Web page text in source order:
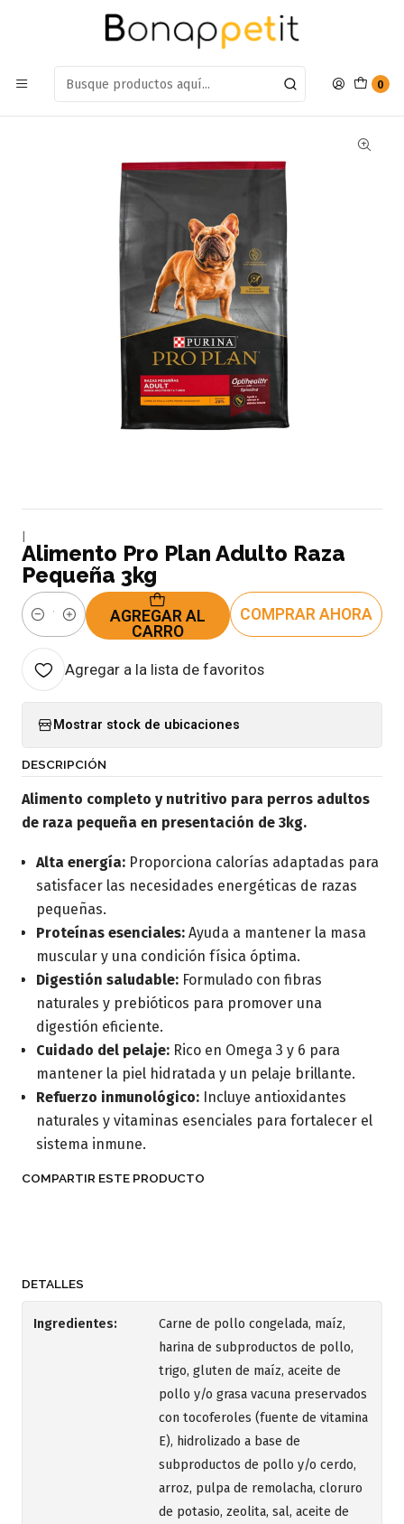
0
Estamos en: Antumalal 612, Quilicura Míranos en Maps
Alimento Pro Plan Adulto Raza Pequeña 3kg
Alimento Pro Plan Adulto Raza
Pequeña 3kg
Cantidad
AGREGAR AL
CARRO
COMPRAR AHORA
Agregar a la lista de favoritos
Mostrar stock de ubicaciones
DESCRIPCIÓN
Alimento completo y nutritivo para perros adultos
de raza pequeña en presentación de 3kg.
Alta energía: Proporciona calorías adaptadas para
satisfacer las necesidades energéticas de razas
pequeñas.
Proteínas esenciales: Ayuda a mantener la masa
muscular y una condición física óptima.
Digestión saludable: Formulado con fibras
naturales y prebióticos para promover una
digestión eficiente.
Cuidado del pelaje: Rico en Omega 3 y 6 para
mantener la piel hidratada y un pelaje brillante.
Refuerzo inmunológico: Incluye antioxidantes
naturales y vitaminas esenciales para fortalecer el
sistema inmune.
COMPARTIR ESTE PRODUCTO
DETALLES
Ingredientes:
Carne de pollo congelada, maíz,
harina de subproductos de pollo,
trigo, gluten de maíz, aceite de
pollo y/o grasa vacuna preservados
con tocoferoles (fuente de vitamina
E), hidrolizado a base de
subproductos de pollo y/o cerdo,
arroz, pulpa de remolacha, cloruro
de potasio, zeolita, sal, aceite de